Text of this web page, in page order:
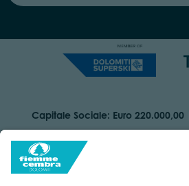
Capitale Sociale: Euro 220.000,00
COOKIES IMPRINT